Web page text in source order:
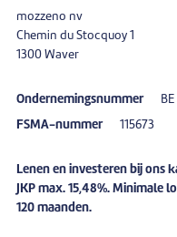
mozzeno nv
Chemin du Stocquoy 1
1300 Waver
Ondernemingsnummer
FSMA-nummer 115673
Lenen en investeren bij ons
JKP max. 15,48%.
120 maanden.